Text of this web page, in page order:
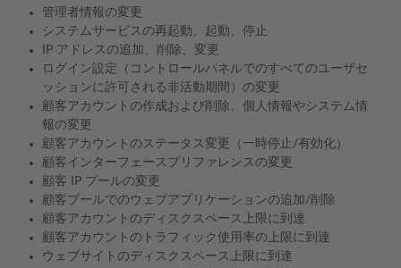
管理者情報の変更
システムサービスの再起動、起動、停止
IP アドレスの追加、削除、変更
ログイン設定（コントロールパネルでのすべてのユーザセ
ッションに許可される非活動期間）の変更
顧客アカウントの作成および削除、個人情報やシステム情
報の変更
顧客アカウントのステータス変更（一時停止/有効化）
顧客インターフェースプリファレンスの変更
顧客 IP プールの変更
顧客プールでのウェブアプリケーションの追加/削除
顧客アカウントのディスクスペース上限に到達
顧客アカウントのトラフィック使用率の上限に到達
ウェブサイトのディスクスペース上限に到達